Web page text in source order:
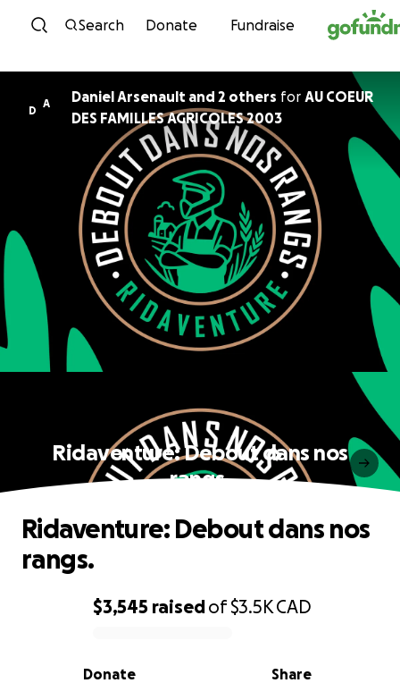
Skip to content
Search Donate Fundraise
D
A Daniel Arsenault and 2 others for AU COEUR
DES FAMILLES AGRICOLES 2003
Ridaventure: Debout dans nos
rangs.
0% complete
$3,545 raisedof$3.5KCAD
Share
Donate
Ridaventure: Debout dans nos
rangs.